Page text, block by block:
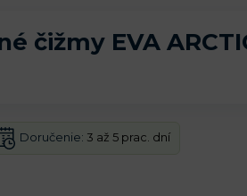
čižmy EVA
Doručenie: 3 až 5 prac. dní